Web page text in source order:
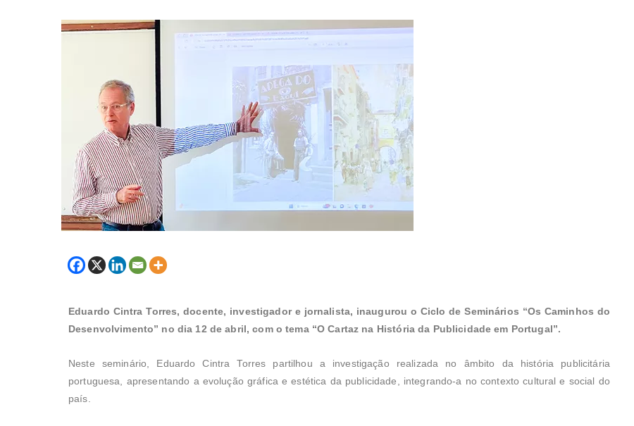
Eduardo Cintra Torres, docente, investigador e jornalista, inaugurou o Ciclo de Seminários “Os Caminhos do
Desenvolvimento” no dia 12 de abril, com o tema “O Cartaz na História da Publicidade em Portugal”.
Neste seminário, Eduardo Cintra Torres partilhou a investigação realizada no âmbito da história publicitária
portuguesa, apresentando a evolução gráfica e estética da publicidade, integrando-a no contexto cultural e social do
país.